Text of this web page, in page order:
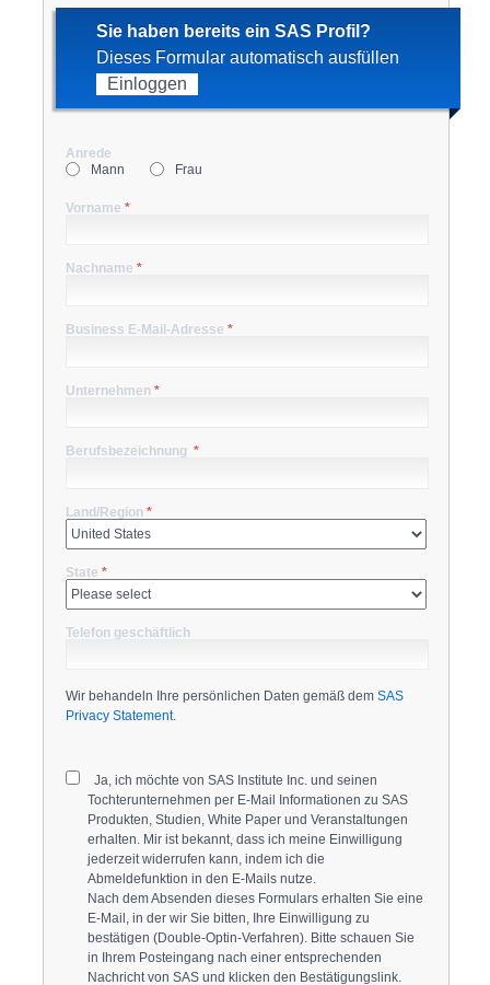
Sie haben bereits ein SAS Profil?
Dieses Formular automatisch ausfüllen
Einloggen
Anrede
Mann
Frau
Vorname *
Nachname *
Business E-Mail-Adresse *
Unternehmen *
Berufsbezeichnung *
Land/Region *
State *
Telefon geschäftlich
Wir behandeln Ihre persönlichen Daten gemäß demSAS
Privacy Statement.
Ja, ich möchte von SAS Institute Inc. und seinen
Tochterunternehmen per E-Mail Informationen zu SAS
Produkten, Studien, White Paper und Veranstaltungen
erhalten. Mir ist bekannt, dass ich meine Einwilligung
jederzeit widerrufen kann, indem ich die
Abmeldefunktion in den E-Mails nutze.
Nach dem Absenden dieses Formulars erhalten Sie eine
E-Mail, in der wir Sie bitten, Ihre Einwilligung zu
bestätigen (Double-Optin-Verfahren). Bitte schauen Sie
in Ihrem Posteingang nach einer entsprechenden
Nachricht von SAS und klicken den Bestätigungslink.